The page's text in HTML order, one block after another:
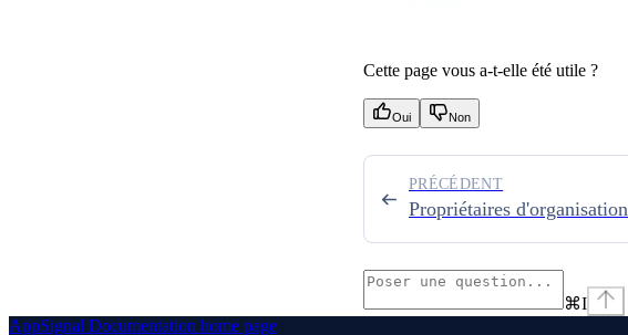
Cette page vous a-t-elle été utile ?
Oui Non
Propriétaires d'organisation
PRÉCÉDENT
⌘I
AppSignal Documentation home page